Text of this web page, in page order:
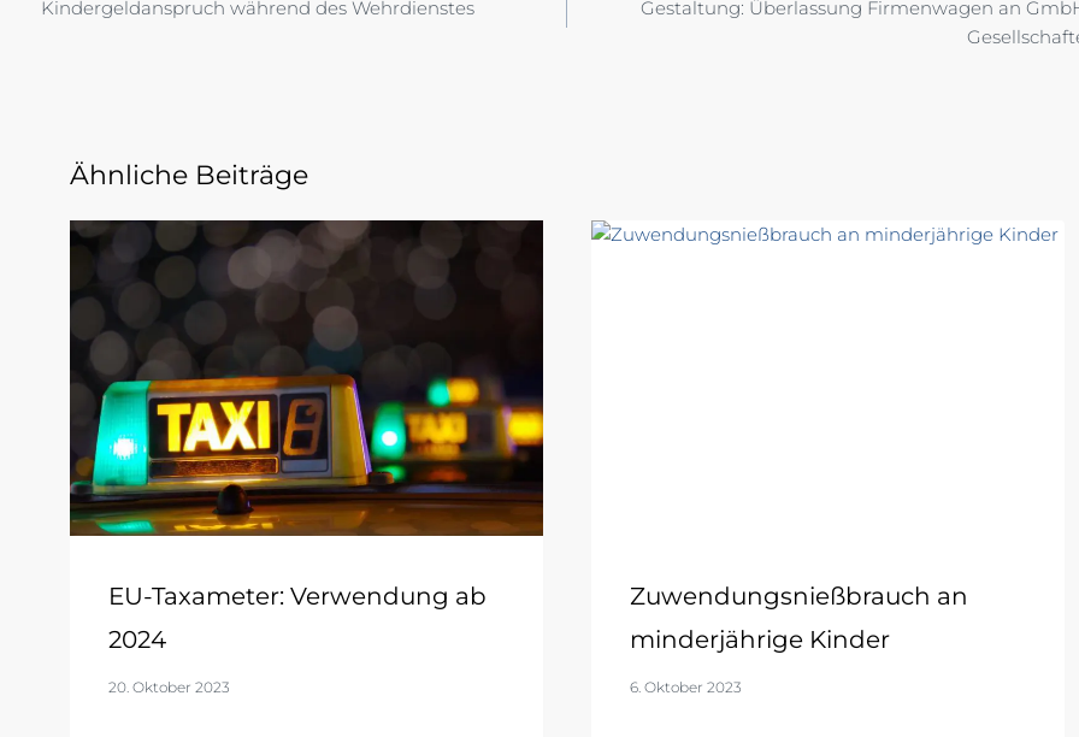
Kindergeldanspruch während des Wehrdienstes
Gestaltung: Überlassung Firmenwagen an
Ähnliche Beiträge
EU-Taxameter: Verwendung ab
2024
20. Oktober 2023
Zuwendungsnießbrauch an
minderjährige Kinder
6. Oktober 2023